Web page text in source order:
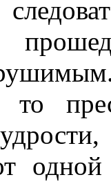
то